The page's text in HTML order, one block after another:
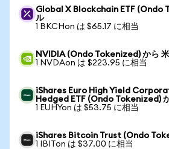
Global X Blockchain ETF (Ondo
ル
1 BKCHon は $65.17 に相当
NVIDIA (Ondo Tokenized) から
1 NVDAon は $223.95 に相当
iShares Euro High Yield
Hedged ETF (Ondo Tokenized)
1 EUHYon は $53.75 に相当
iShares Bitcoin Trust (Ondo
1 IBITon は $37.00 に相当